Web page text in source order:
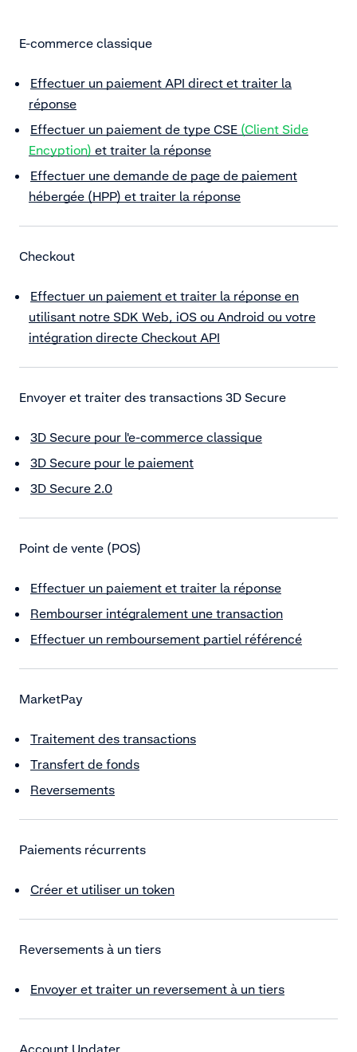
E-commerce classique
Effectuer un paiement API direct et traiter la
réponse
Effectuer un paiement de type CSE (Client Side
Encyption) et traiter la réponse
Effectuer une demande de page de paiement
hébergée (HPP) et traiter la réponse
Checkout
Effectuer un paiement et traiter la réponse en
utilisant notre SDK Web, iOS ou Android ou votre
intégration directe Checkout API
Envoyer et traiter des transactions 3D Secure
3D Secure pour l'e-commerce classique
3D Secure pour le paiement
3D Secure 2.0
Point de vente (POS)
Effectuer un paiement et traiter la réponse
Rembourser intégralement une transaction
Effectuer un remboursement partiel référencé
MarketPay
Traitement des transactions
Transfert de fonds
Reversements
Paiements récurrents
Créer et utiliser un token
Reversements à un tiers
Envoyer et traiter un reversement à un tiers
Account Updater